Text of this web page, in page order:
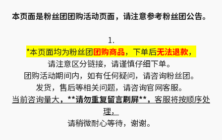
本页面是粉丝团团购活动页面，请注意参考粉丝团公告。
1.
*本页面均为粉丝团团购商品，下单后无法退款，
请注意区分链接，请谨慎仔细下单。
团购活动期间内，如有任何疑问，请咨询粉丝团。
发货，售后等相关问题，请咨询官网客服。
当前咨询量大，**请勿重复留言刷屏**， 客服将按顺序处
理，
请稍微耐心等待，谢谢。